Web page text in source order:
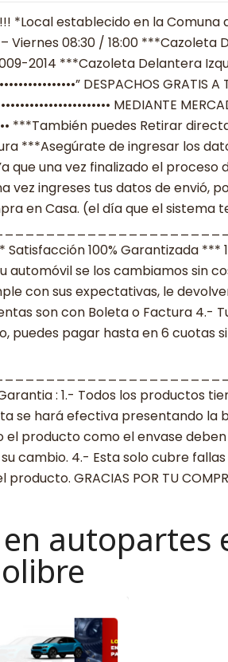
*Local establecido en la
Viernes 08:30 / 18:00 ***Cazoleta
2014 ***Cazoleta Delantera
DESPACHOS GRATIS
•••••••••••••••••••••••• MEDIANTE
***También puedes Retirar
***Asegúrate de ingresar los
que una vez finalizado el proceso
vez ingreses tus datos de envió,
en Casa. (el día que el sistema
100% Garantizada ***
automóvil se los cambiamos sin
con sus expectativas, le
son con Boleta o Factura 4.-
puedes pagar hasta en 6 cuotas
: 1.- Todos los productos
se hará efectiva presentando la
el producto como el envase
cambio. 4.- Esta solo cubre
GRACIAS POR TU
autopartes